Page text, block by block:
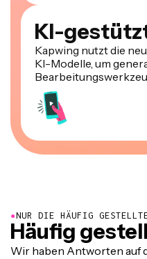
KI-
Kapwing nutzt die
KI-Modelle, um
●NUR DIE HÄUFIG
Häufig
Wir haben Antworten auf